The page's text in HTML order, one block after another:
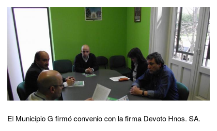
El Municipio G firmó convenio con la firma Devoto Hnos. SA.